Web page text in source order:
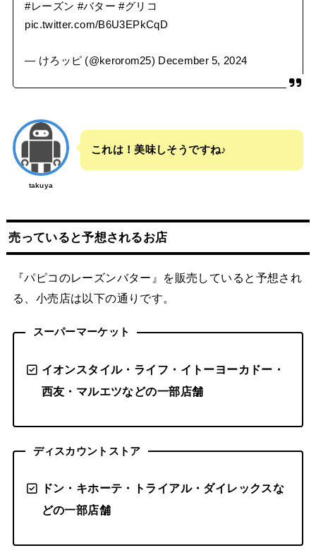
#レーズン #バター #グリコ
pic.twitter.com/B6U3EPkCqD
— けろッピ (@kerorom25) December 5, 2024
takuya
これは！美味しそうですね♪
売っていると予想されるお店
『パピコのレーズンバター』を販売していると予想され
る、小売店は以下の通りです。
スーパーマーケット
イオンスタイル・ライフ・イトーヨーカドー・
西友・マルエツなどの一部店舗
ディスカウントストア
ドン・キホーテ・トライアル・ダイレックスな
どの一部店舗